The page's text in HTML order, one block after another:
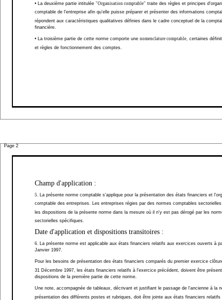
• La deuxième partie intitulée "Organisation comptable" traite des règles et principes
comptable de l'entreprise afin qu'elle puisse préparer et présenter des informations
répondent aux caractéristiques qualitatives définies dans le cadre conceptuel de la
financière.
• La troisième partie de cette norme comporte une nomenclature comptable, certaines
et règles de fonctionnement des comptes.
Page 2
Champ d'application :
5. La présente norme comptable s'applique pour la présentation des états financiers et
comptable des entreprises. Les entreprises régies par des normes comptables
les dispositions de la présente norme dans la mesure où il n'y est pas dérogé par les
sectorielles spécifiques.
Date d'application et dispositions transitoires :
6. La présente norme est applicable aux états financiers relatifs aux exercices ouverts à
Janvier 1997.
Pour les besoins de présentation des états financiers comparés du premier exercice
31 Décembre 1997, les états financiers relatifs à l'exercice précédent, doivent être
dispositions de la première partie de cette norme.
Une note, accompagnée de tableaux, décrivant et justifiant le passage de l'ancienne à la
présentation des différents postes et rubriques, doit être jointe aux états financiers relatifs